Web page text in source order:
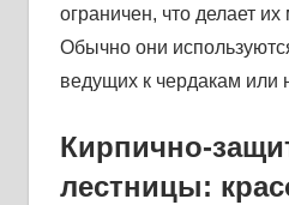
ограничен, что делает
Обычно они
ведущих к чердакам или
Кирпично-
лестницы: